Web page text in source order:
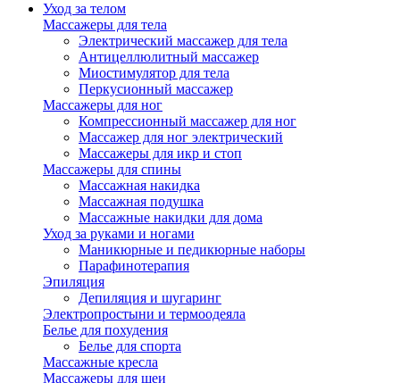
Уход за телом
Массажеры для тела
Электрический массажер для тела
Антицеллюлитный массажер
Миостимулятор для тела
Перкусионный массажер
Массажеры для ног
Компрессионный массажер для ног
Массажер для ног электрический
Массажеры для икр и стоп
Массажеры для спины
Массажная накидка
Массажная подушка
Массажные накидки для дома
Уход за руками и ногами
Маникюрные и педикюрные наборы
Парафинотерапия
Эпиляция
Депиляция и шугаринг
Электропростыни и термоодеяла
Белье для похудения
Белье для спорта
Массажные кресла
Массажеры для шеи